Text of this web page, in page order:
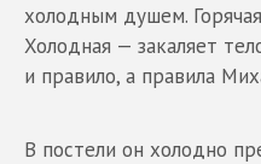
холодным душем.
Холодная — закаляет
и правило, а правила
В постели он холодно